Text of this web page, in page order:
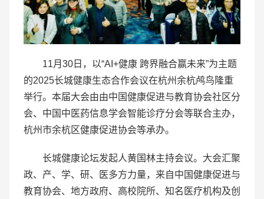
11月30日，以“AI+健康 跨界融合赢未来”为主题
的2025长城健康生态合作会议在杭州余杭鸬鸟隆重
举行。本届大会由由中国健康促进与教育协会社区分
会、中国中医药信息学会智能诊疗分会等联合主办，
杭州市余杭区健康促进协会等承办。
长城健康论坛发起人黄国林主持会议。大会汇聚
政、产、学、研、医多方力量，来自中国健康促进与
教育协会、地方政府、高校院所、知名医疗机构及创